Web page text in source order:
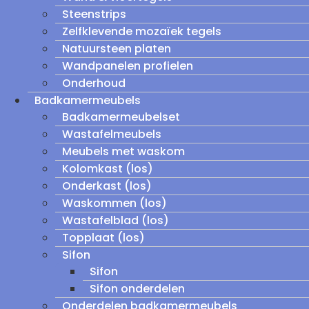
Steenstrips
Zelfklevende mozaïek tegels
Natuursteen platen
Wandpanelen profielen
Onderhoud
Badkamermeubels
Badkamermeubelset
Wastafelmeubels
Meubels met waskom
Kolomkast (los)
Onderkast (los)
Waskommen (los)
Wastafelblad (los)
Topplaat (los)
Sifon
Sifon
Sifon onderdelen
Onderdelen badkamermeubels